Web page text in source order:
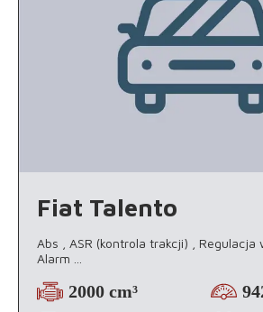
Fiat Talento
Abs , ASR (kontrola trakcji) , Regulacja
Alarm
2000 cm³